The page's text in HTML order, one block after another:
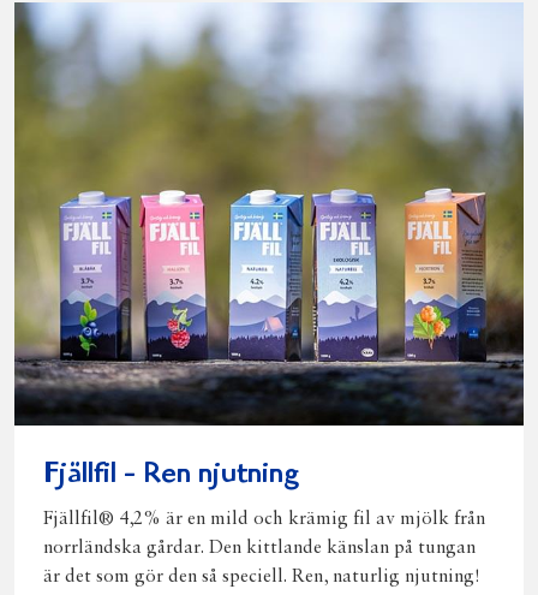
Fjällfil - Ren njutning
Fjällfil® 4,2% är en mild och krämig fil av mjölk från
norrländska gårdar. Den kittlande känslan på tungan
är det som gör den så speciell. Ren, naturlig njutning!